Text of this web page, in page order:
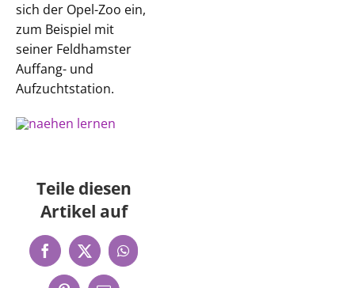
sich der Opel-Zoo ein,
zum Beispiel mit
seiner Feldhamster
Auffang- und
Aufzuchtstation.
Teile diesen
Artikel auf
Facebook
X WhatsApp